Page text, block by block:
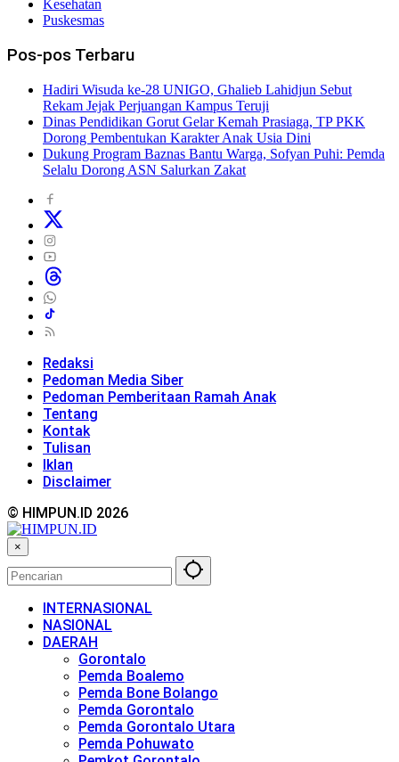
Kesehatan
Puskesmas
Pos-pos Terbaru
Hadiri Wisuda ke-28 UNIGO, Ghalieb Lahidjun Sebut
Rekam Jejak Perjuangan Kampus Teruji
Dinas Pendidikan Gorut Gelar Kemah Prasiaga, TP PKK
Dorong Pembentukan Karakter Anak Usia Dini
Dukung Program Baznas Bantu Warga, Sofyan Puhi: Pemda
Selalu Dorong ASN Salurkan Zakat
Redaksi
Pedoman Media Siber
Pedoman Pemberitaan Ramah Anak
Tentang
Kontak
Tulisan
Iklan
Disclaimer
© HIMPUN.ID 2026
×
INTERNASIONAL
NASIONAL
DAERAH
Gorontalo
Pemda Boalemo
Pemda Bone Bolango
Pemda Gorontalo
Pemda Gorontalo Utara
Pemda Pohuwato